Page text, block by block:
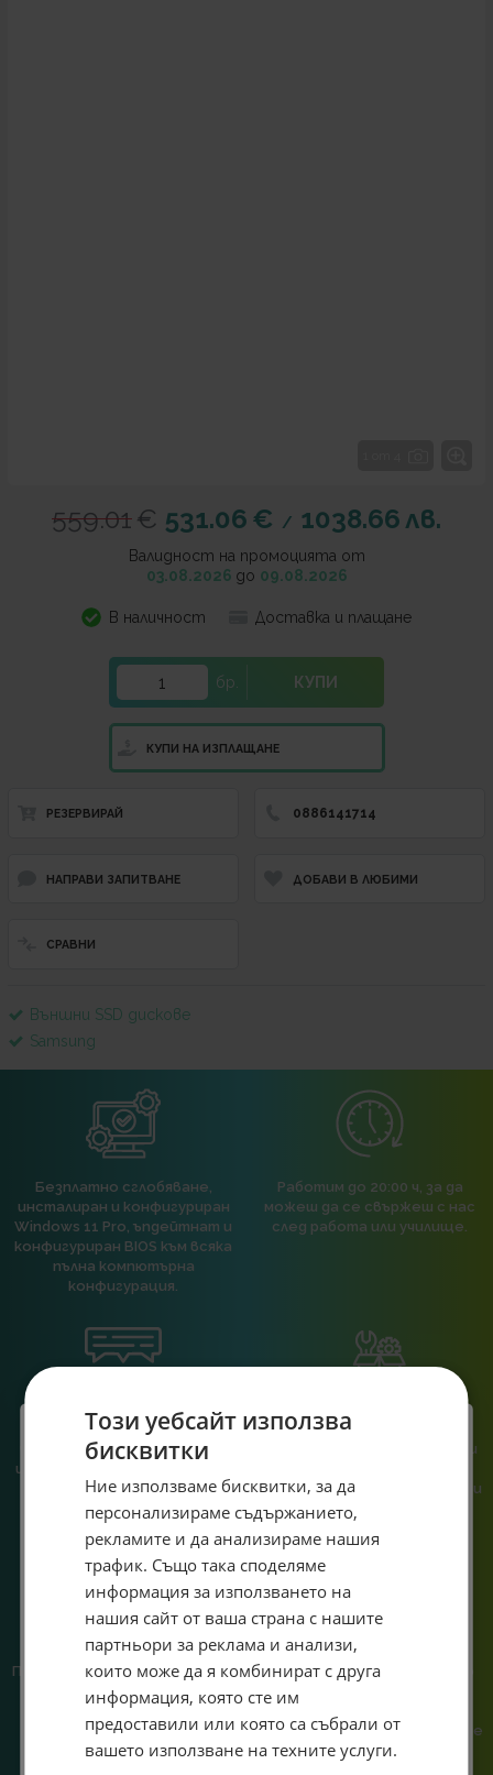
559.01€ 531.06 € / 1038.66 лв.
Валидност на промоцията от
03.08.2026 до 09.08.2026
В наличност Доставка и плащане
бр. КУПИ
КУПИ НА ИЗПЛАЩАНЕ
РЕЗЕРВИРАЙ 0886141714
НАПРАВИ ЗАПИТВАНЕ ДОБАВИ В ЛЮБИМИ
СРАВНИ
Външни SSD дискове
Samsung
Безплатно сглобяване,
инсталиран и конфигуриран
Windows 11 Pro, ъпдейтнат и
конфигуриран BIOS към всяка
пълна компютърна
конфигурация.
Работим до 20:00 ч, за да
можеш да се свържеш с нас
след работа или училище.
При нас говориш с реален
човек, не с чатбот, когато
имаш нужда от консултация
или справяне с проблем.
Сглобяваме, поддържаме и
обслужваме. Като магазин и
гарантираме бърза реакция и
познаване на твоята
Предлагаме различни методи
на плащане, включително
възможност за плащане с
криптовалута.
Ние сме малък екип и точно
поръчка. Ако има проблем – не
го прехвърляме, а го
Този уебсайт използва
бисквитки
Ние използваме бисквитки, за да
персонализираме съдържанието,
рекламите и да анализираме нашия
трафик. Също така споделяме
информация за използването на
нашия сайт от ваша страна с нашите
партньори за реклама и анализи,
които може да я комбинират с друга
информация, която сте им
предоставили или която са събрали от
вашето използване на техните услуги.
Специален подарък за
теб!
Абонирай се за ексклузивни седмични оферти и
специални предложения само за теб като
въведеш само email адрес и получи отстъпка от
първата ти поръчка.
Email